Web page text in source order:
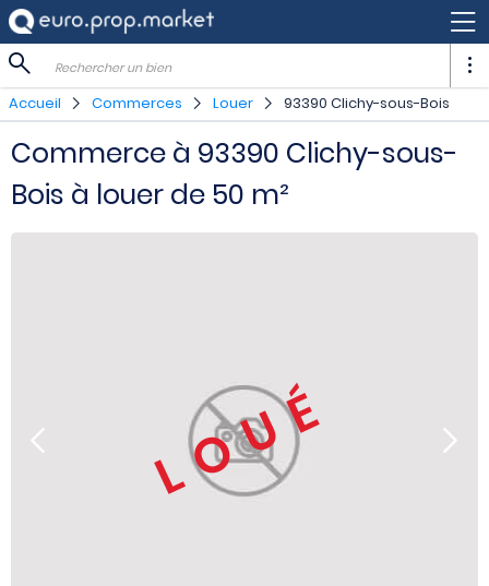
Rechercher un bien
Accueil Commerces Louer 93390 Clichy-sous-Bois
Commerce à 93390 Clichy-sous-
Bois à louer de 50 m²
LOUÉ